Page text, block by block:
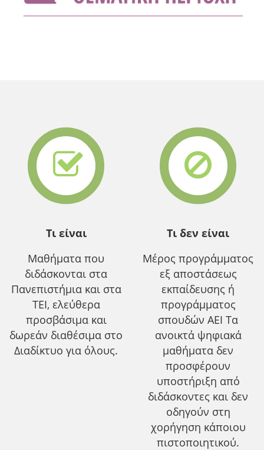
Τι είναι
Μαθήματα που
διδάσκονται στα
Πανεπιστήμια και στα
ΤΕΙ, ελεύθερα
προσβάσιμα και
δωρεάν διαθέσιμα στο
Διαδίκτυο για όλους.
Τι δεν είναι
Μέρος προγράμματος
εξ αποστάσεως
εκπαίδευσης ή
προγράμματος
σπουδών ΑΕΙ Τα
ανοικτά ψηφιακά
μαθήματα δεν
προσφέρουν
υποστήριξη από
διδάσκοντες και δεν
οδηγούν στη
χορήγηση κάποιου
πιστοποιητικού.